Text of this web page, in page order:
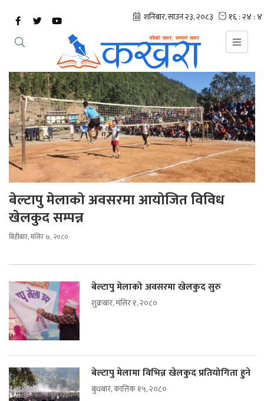
बेल्टापु मेलाकाे अवसरमा आयाेजित विविध
खेलकुद सम्पन्न
बिहीबार, मंसिर ७, २०८०
बेल्टापु मेलाको अवसरमा खेलकुद सुरु
शुक्रबार, मंसिर १, २०८०
बेल्टापु मेलामा विभिन्न खेलकुद प्रतियोगिता हुने
बुधबार, कात्तिक १५, २०८०